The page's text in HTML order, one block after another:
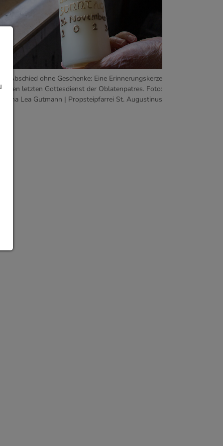
Abschied ohne Geschenke: Eine Erinnerungskerze
den letzten Gottesdienst der Oblatenpatres. Foto:
Janina Lea Gutmann | Propsteipfarrei St. Augustinus